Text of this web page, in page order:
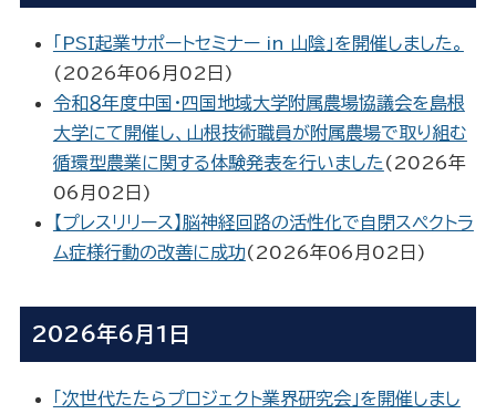
「PSI起業サポートセミナー in 山陰」を開催しました。
( 2026年06月02日 )
令和８年度中国・四国地域大学附属農場協議会を島根
大学にて開催し、山根技術職員が附属農場で取り組む
循環型農業に関する体験発表を行いました ( 2026年
06月02日 )
【プレスリリース】脳神経回路の活性化で自閉スペクトラ
ム症様行動の改善に成功( 2026年06月02日 )
2026年6月1日
「次世代たたらプロジェクト業界研究会」を開催しまし